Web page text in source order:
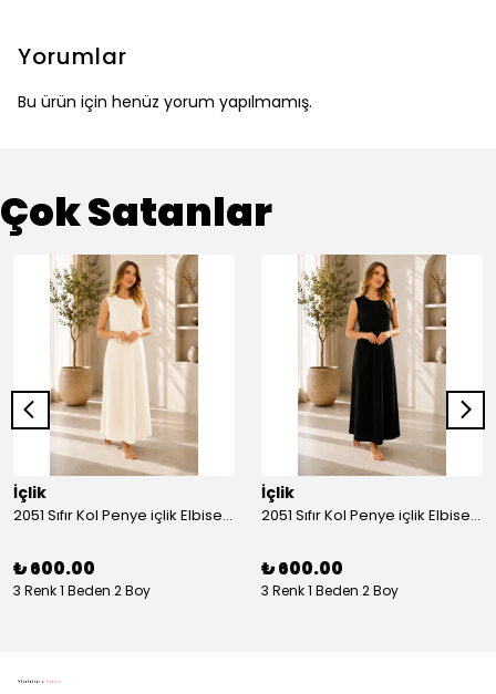
Yorumlar
Bu ürün için henüz yorum yapılmamış.
Çok Satanlar
İçlik
2051 Sıfır Kol Penye içlik Elbise - Ekru
₺ 600.00
3 Renk 1 Beden 2 Boy
İçlik
2051 Sıfır Kol Penye içlik Elbise - Siyah
₺ 600.00
3 Renk 1 Beden 2 Boy